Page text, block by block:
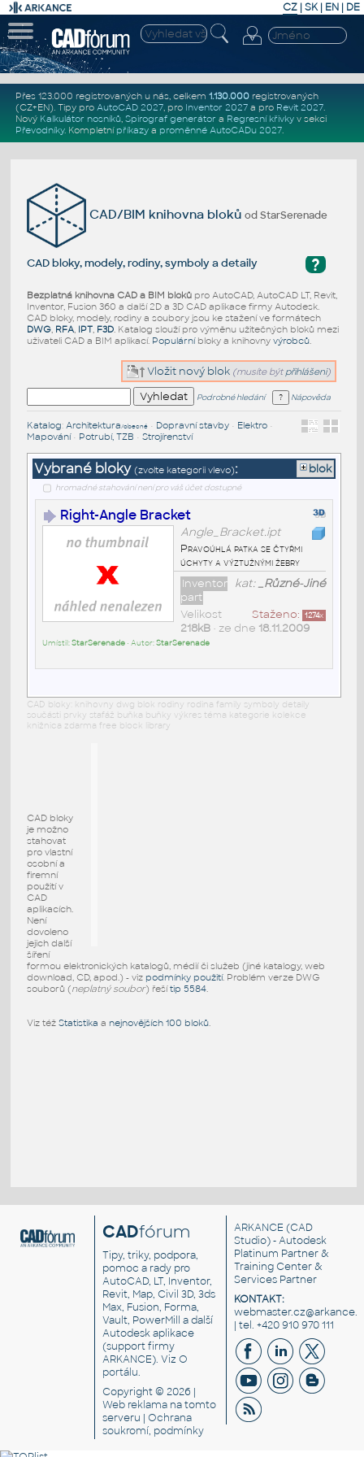
CZ | SK| EN | DE
Přes 123.000 registrovaných u nás, celkem 1.130.000registrovaných
(CZ+EN). Tipy pro AutoCAD 2027, pro Inventor 2027a pro Revit 2027.
Nový Kalkulátor nosníků, Spirograf generátor a Regresní křivkyv sekci
Převodníky. Kompletní příkazya proměnné AutoCADu 2027.
CAD/BIM knihovna blokůod StarSerenade
?
CAD bloky, modely, rodiny, symboly a detaily
Bezplatná knihovna CAD a BIM blokůpro AutoCAD, AutoCAD LT, Revit,
Inventor, Fusion 360 a další 2D a 3D CAD aplikace firmy Autodesk.
CAD bloky, modely, rodiny a soubory jsou ke stažení ve formátech
DWG, RFA, IPT, F3D. Katalog slouží pro výměnu užitečných bloků mezi
uživateli CAD a BIM aplikací. Populárníbloky a knihovny výrobců.
Vložit nový blok (musíte být přihlášeni)
Podrobné hledání Nápověda
Katalog: Architektura/obecné• Dopravní stavby• Elektro•
Mapování• Potrubí, TZB • Strojírenství
Vybrané bloky (zvolte kategorii vlevo): blok
hromadné stahování není pro váš účet dostupné
Right-Angle Bracket
Angle_Bracket.ipt
Pravoúhlá patka se čtyřmi
úchyty a výztužnými žebry
kat:_Různé-Jiné
Inventor
part
Staženo: 1274x
Velikost
218kB• ze dne 18.11.2009
Umístil:StarSerenade• Autor:StarSerenade
CAD bloky: knihovny dwg blok rodiny rodina family symboly detaily
součásti prvky stafáž buňka buňky výkres téma kategorie kolekce
knižnica zdarma free block library
CAD bloky
je možno
stahovat
pro vlastní
osobní a
firemní
použití v
CAD
aplikacích.
Není
dovoleno
jejich další
šíření
formou elektronických katalogů, médií či služeb (jiné katalogy, web
download, CD, apod.) - viz podmínky použití. Problém verze DWG
souborů (neplatný soubor) řešítip 5584.
Viz též Statistika a nejnovějších 100 bloků.
CADfórum
Tipy, triky, podpora,
pomoc a rady pro
AutoCAD, LT, Inventor,
Revit, Map, Civil 3D, 3ds
Max, Fusion, Forma,
Vault, PowerMill a další
Autodesk aplikace
(support firmy
ARKANCE). VizO
portálu.
Copyright © 2026 |
Web reklama na tomto
serveru |Ochrana
soukromí, podmínky
ARKANCE (CAD
Studio) - Autodesk
Platinum Partner &
Training Center &
Services Partner
KONTAKT:
| tel. +420 910 970 111